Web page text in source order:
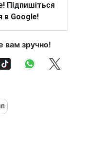
Підпишіться
в Google!
вам зручно!